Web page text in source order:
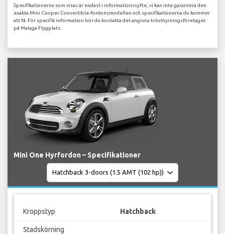
Specifikationerna som visas är endast i informationssyfte, vi kan inte garantera den
exakta Mini Cooper Convertible-fordonsmodellen och specifikationerna du kommer
att få. För specifik information bör du kontakta det angivna biluthyrningsföretaget
på Malaga Flygplats.
Mini One Hyrfordon – Specifikationer
Kroppstyp Hatchback
Stadskörning